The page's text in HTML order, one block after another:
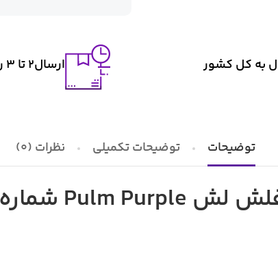
به کل کشور ارسال2 تا ۳ روز کاری
توضیحات توضیحات تکمیلی نظرات (0)